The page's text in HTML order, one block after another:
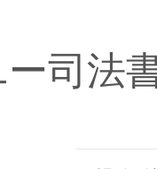
司法